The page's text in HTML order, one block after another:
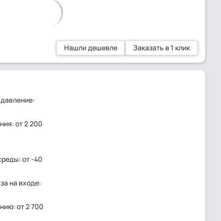
Нашли дешевле Заказать в 1 клик
от 2 200
от -40
на входе:
от 2 700